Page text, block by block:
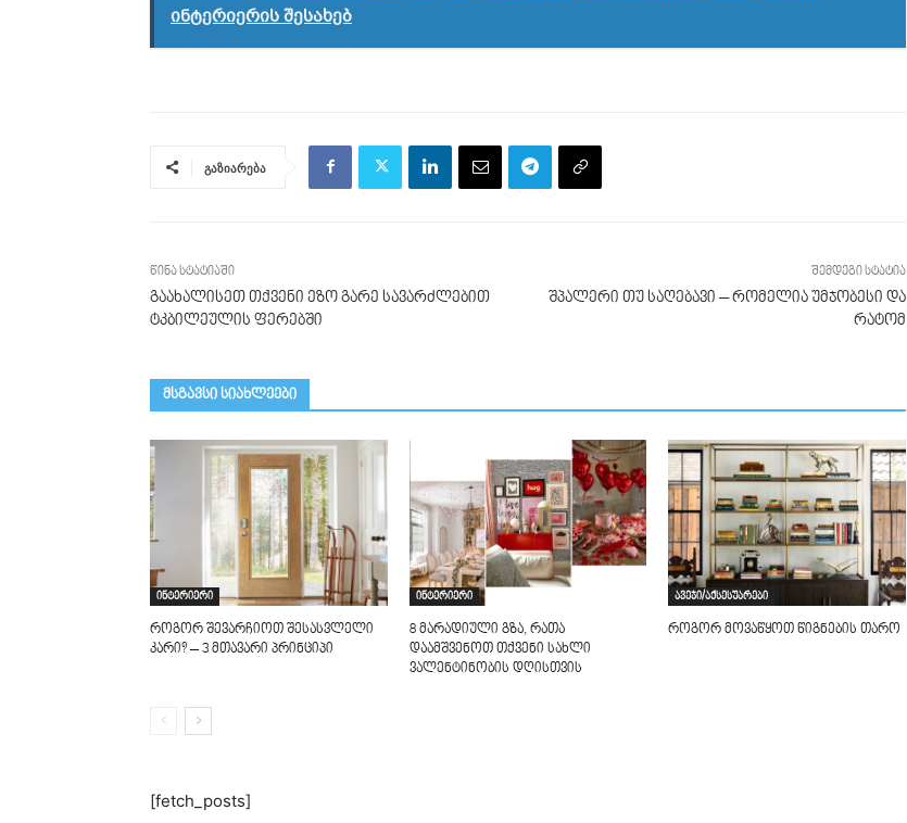
ინტერიერის შესახებ
გაზიარება
წინა სტატიაში
გაახალისეთ თქვენი ეზო გარე სავარძლებით
ტკბილეულის ფერებში
შემდეგი სტატია
შპალერი თუ საღებავი – რომელია უმჯობესი და
რატომ
მსგავსი სიახლეები
ინტერიერი
როგორ შევარჩიოთ შესასვლელი
კარი? – 3 მთავარი პრინციპი
ინტერიერი
8 მარადიული გზა, რათა
დაამშვენოთ თქვენი სახლი
ვალენტინობის დღისთვის
ავეჯი/აქსესუარები
როგორ მოვაწყოთ წიგნების თარო
[fetch_posts]